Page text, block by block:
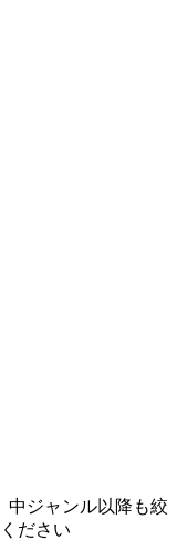
中ジャンル以降も絞
ださい